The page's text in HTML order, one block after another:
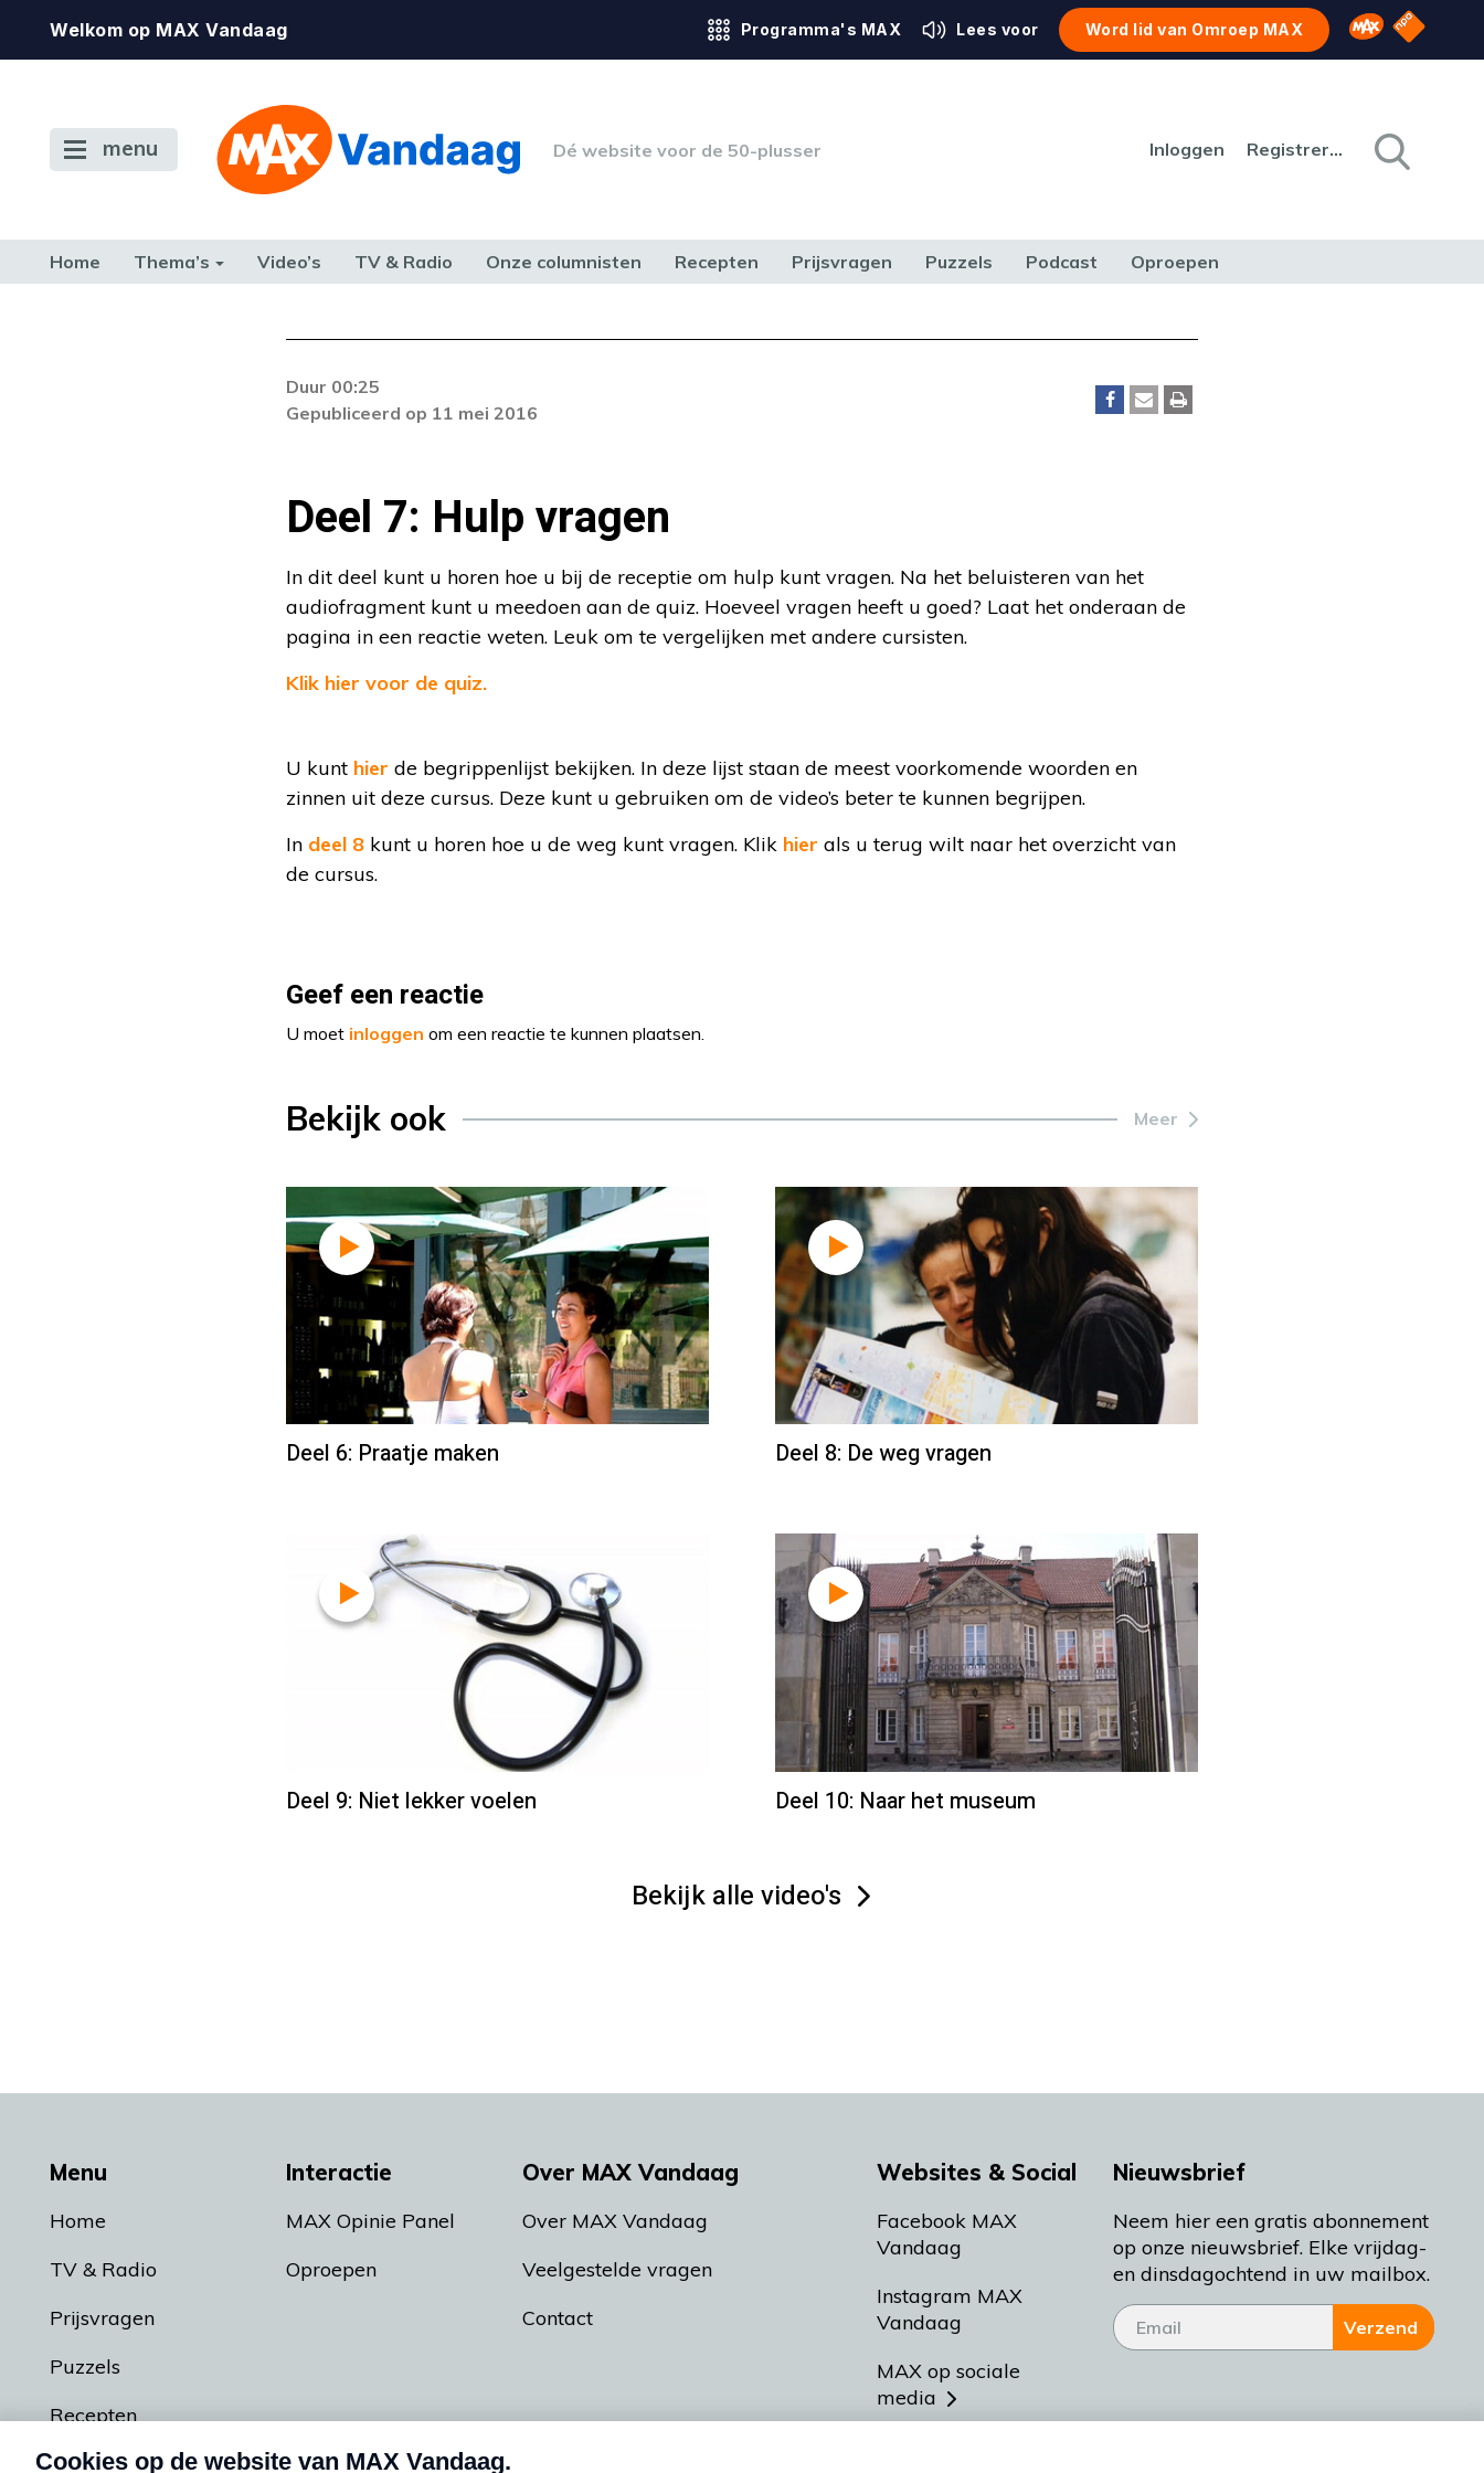
Welkom op MAX Vandaag Programma's MAX Lees voor Word lid van Omroep MAX Omroep MAX
NPO
menu Dé website voor de 50-plusser Inloggen Registreren
Home Thema’s Video’s TV & Radio Onze columnisten Recepten Prijsvragen Puzzels Podcast Oproepen
Duur 00:25
Gepubliceerd op 11 mei 2016
Deel 7: Hulp vragen
In dit deel kunt u horen hoe u bij de receptie om hulp kunt vragen. Na het beluisteren van het
audiofragment kunt u meedoen aan de quiz. Hoeveel vragen heeft u goed? Laat het onderaan de
pagina in een reactie weten. Leuk om te vergelijken met andere cursisten.
Klik hier voor de quiz.
U kunt hier de begrippenlijst bekijken. In deze lijst staan de meest voorkomende woorden en
zinnen uit deze cursus. Deze kunt u gebruiken om de video’s beter te kunnen begrijpen.
In deel 8 kunt u horen hoe u de weg kunt vragen. Klik hier als u terug wilt naar het overzicht van
de cursus.
Geef een reactie
U moet inloggen om een reactie te kunnen plaatsen.
Bekijk ook Meer
Deel 6: Praatje maken Deel 8: De weg vragen
Deel 9: Niet lekker voelen Deel 10: Naar het museum
Bekijk alle video's
Menu
Home
TV & Radio
Prijsvragen
Puzzels
Recepten
Podcasts
Interactie
MAX Opinie Panel
Oproepen
Over MAX Vandaag
Over MAX Vandaag
Veelgestelde vragen
Contact
Websites & Social
Facebook MAX
Vandaag
Instagram MAX
Vandaag
MAX op sociale
media
Nieuwsbrief
Neem hier een gratis abonnement
op onze nieuwsbrief. Elke vrijdag-
en dinsdagochtend in uw mailbox.
Verzend